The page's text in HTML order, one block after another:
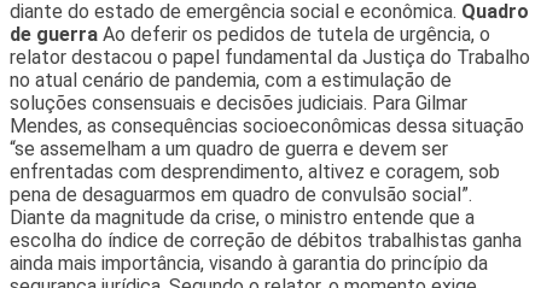
diante do estado de emergência social e econômica. Quadro
de guerra Ao deferir os pedidos de tutela de urgência, o
relator destacou o papel fundamental da Justiça do Trabalho
no atual cenário de pandemia, com a estimulação de
soluções consensuais e decisões judiciais. Para Gilmar
Mendes, as consequências socioeconômicas dessa situação
“se assemelham a um quadro de guerra e devem ser
enfrentadas com desprendimento, altivez e coragem, sob
pena de desaguarmos em quadro de convulsão social”.
Diante da magnitude da crise, o ministro entende que a
escolha do índice de correção de débitos trabalhistas ganha
ainda mais importância, visando à garantia do princípio da